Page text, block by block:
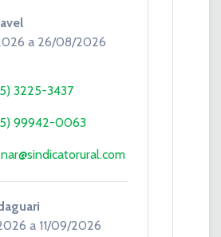
a 26/08/2026
3225-3437
99942-0063
a 11/09/2026